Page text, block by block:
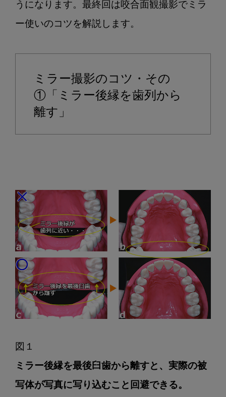
腔
【6】
ラ
の
コ
ツ・
咬
合
面
観
編
うになります。最終回は咬合面観撮影でミラ
ー使いのコツを解説します。
ミラー撮影のコツ・その
①「ミラー後縁を歯列から
離す」
ミラー後縁を最後臼歯から離すと、実際の被
写体が写真に写り込むこと回避できる。